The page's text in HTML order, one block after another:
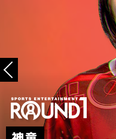
LOOT